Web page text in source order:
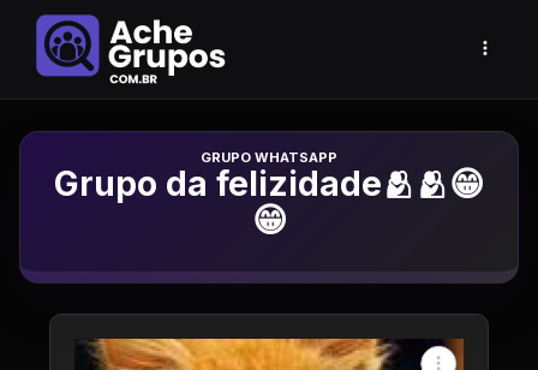
Grupo de Whatsapp
Grupo da felizidade🫂🫂😁
😁